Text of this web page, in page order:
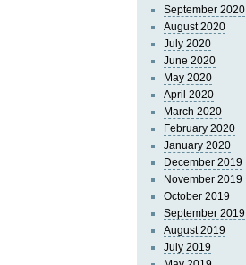
September 2020
August 2020
July 2020
June 2020
May 2020
April 2020
March 2020
February 2020
January 2020
December 2019
November 2019
October 2019
September 2019
August 2019
July 2019